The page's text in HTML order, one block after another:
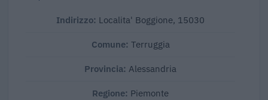
Indirizzo: Localita' Boggione, 15030
Comune: Terruggia
Provincia: Alessandria
Regione: Piemonte